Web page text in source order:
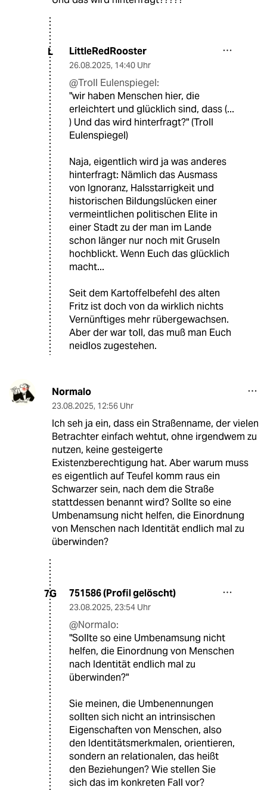
L LittleRedRooster
26.08.2025, 14:40 Uhr
@Troll Eulenspiegel:
"wir haben Menschen hier, die
erleichtert und glücklich sind, dass (...
) Und das wird hinterfragt?" (Troll
Eulenspiegel)
Naja, eigentlich wird ja was anderes
hinterfragt: Nämlich das Ausmass
von Ignoranz, Halsstarrigkeit und
historischen Bildungslücken einer
vermeintlichen politischen Elite in
einer Stadt zu der man im Lande
schon länger nur noch mit Gruseln
hochblickt. Wenn Euch das glücklich
macht...
Seit dem Kartoffelbefehl des alten
Fritz ist doch von da wirklich nichts
Vernünftiges mehr rübergewachsen.
Aber der war toll, das muß man Euch
neidlos zugestehen.
Normalo
23.08.2025, 12:56 Uhr
Ich seh ja ein, dass ein Straßenname, der vielen
Betrachter einfach wehtut, ohne irgendwem zu
nutzen, keine gesteigerte
Existenzberechtigung hat. Aber warum muss
es eigentlich auf Teufel komm raus ein
Schwarzer sein, nach dem die Straße
stattdessen benannt wird? Sollte so eine
Umbenamsung nicht helfen, die Einordnung
von Menschen nach Identität endlich mal zu
überwinden?
7G 751586 (Profil gelöscht)
23.08.2025, 23:54 Uhr
@Normalo:
"Sollte so eine Umbenamsung nicht
helfen, die Einordnung von Menschen
nach Identität endlich mal zu
überwinden?"
Sie meinen, die Umbenennungen
sollten sich nicht an intrinsischen
Eigenschaften von Menschen, also
den Identitätsmerkmalen, orientieren,
sondern an relationalen, das heißt
den Beziehungen? Wie stellen Sie
sich das im konkreten Fall vor?